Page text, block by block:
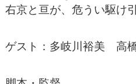
右京と亘が、危うい駆け
ゲスト：多岐川裕美 高